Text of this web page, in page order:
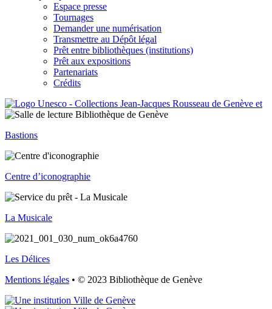
Espace presse
Tournages
Demander une numérisation
Transmettre au Dépôt légal
Prêt entre bibliothèques (institutions)
Prêt aux expositions
Partenariats
Crédits
Bastions
Centre d’iconographie
La Musicale
Les Délices
Mentions légales • © 2023 Bibliothèque de Genève